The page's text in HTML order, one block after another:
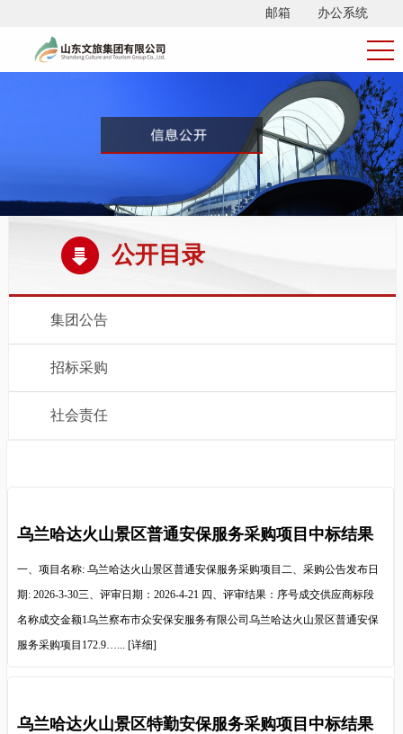
办公系统
邮箱
公开目录
集团公告
招标采购
社会责任
乌兰哈达火山景区普通安保服务采购项目中标结果
公示
一、项目名称: 乌兰哈达火山景区普通安保服务采购项目二、采购公告发布日
期: 2026-3-30三、评审日期：2026-4-21 四、评审结果：序号成交供应商标段
名称成交金额1乌兰察布市众安保安服务有限公司乌兰哈达火山景区普通安保
服务采购项目172.9…... [详细]
乌兰哈达火山景区特勤安保服务采购项目中标结果